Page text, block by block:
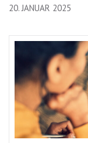
20. JANUAR 2025